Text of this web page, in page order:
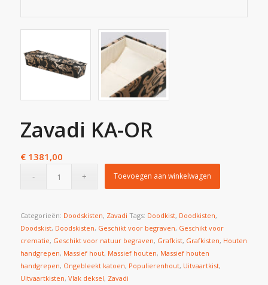
Zavadi KA-OR
€1381,00
Toevoegen aan winkelwagen
Categorieën: Doodskisten, Zavadi Tags: Doodkist, Doodkisten,
Doodskist, Doodskisten, Geschikt voor begraven, Geschikt voor
crematie, Geschikt voor natuur begraven, Grafkist, Grafkisten, Houten
handgrepen, Massief hout, Massief houten, Massief houten
handgrepen, Ongebleekt katoen, Populierenhout, Uitvaartkist,
Uitvaartkisten, Vlak deksel, Zavadi